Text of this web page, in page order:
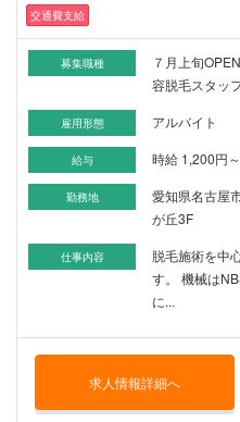
交通費支給
募集職種
７月上旬
容脱毛スタッ
雇用形態 アルバイト
給与 時給 1,200円～
勤務地
愛知県名古屋
が丘3F
仕事内容
脱毛施術を中
す。 機械は
に...
求人情報詳細へ